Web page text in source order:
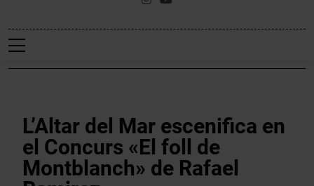
L’Altar del Mar escenifica en
el Concurs «El foll de
Montblanch» de Rafael